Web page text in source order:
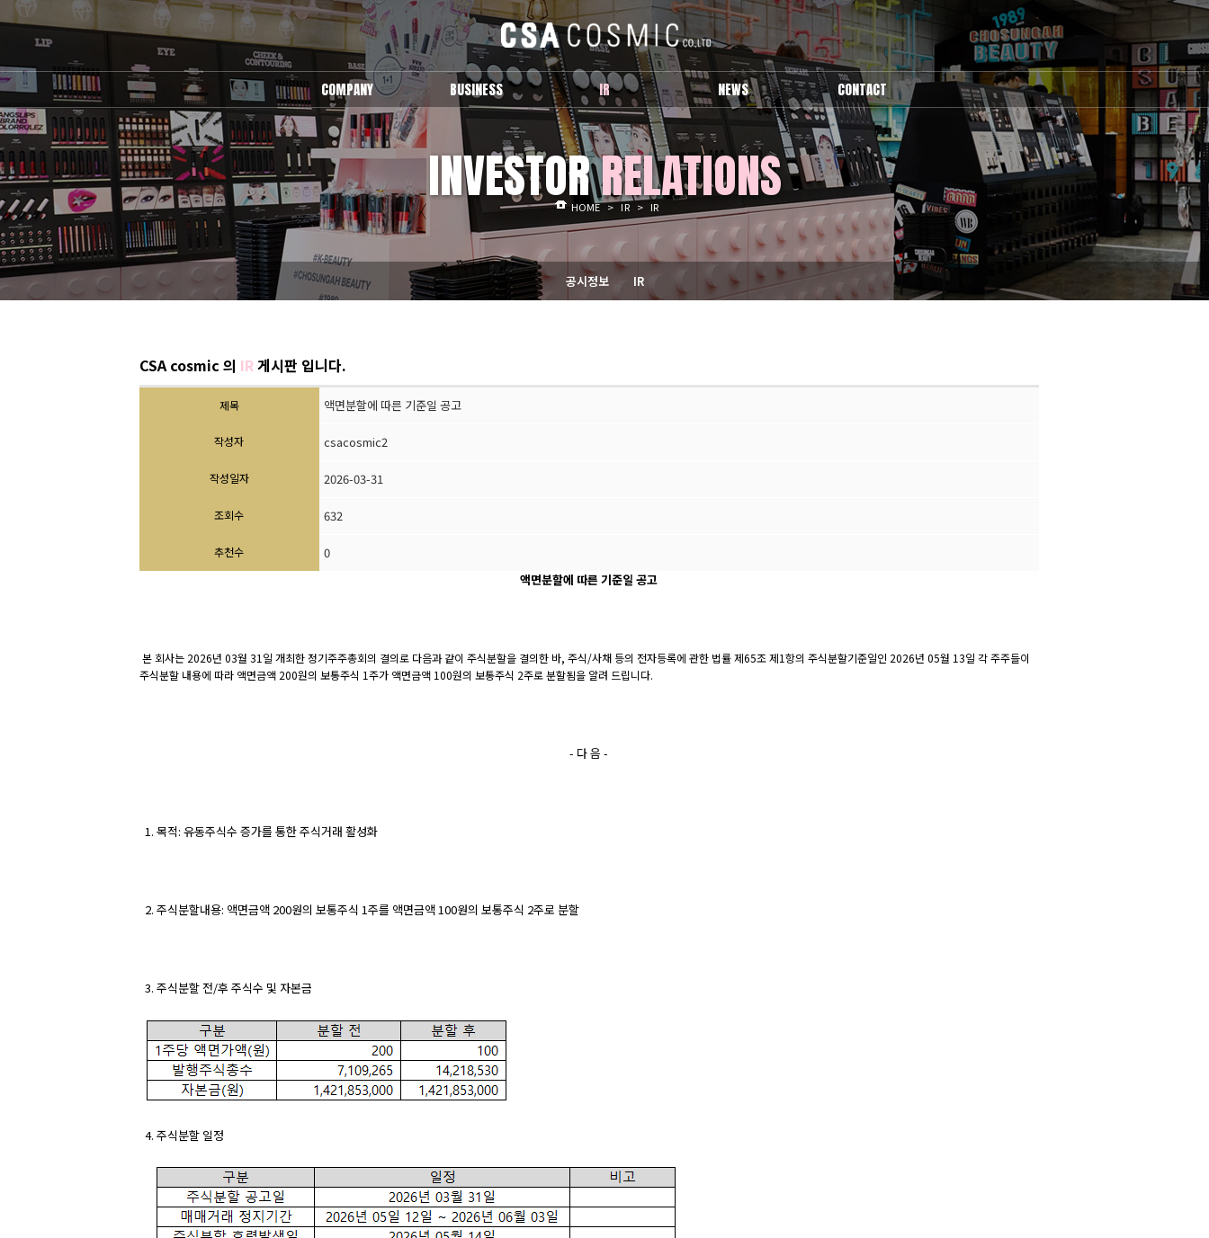
COMPANY
회사소개
오시는길
BUSINESS
브랜드 소개
IR
공시정보
IR
NEWS
Activity
CONTACT
1:1문의
INVESTORRELATIONS
공시정보 IR
HOME > IR > IR
CSA cosmic 의 IR게시판 입니다.
제목 액면분할에 따른 기준일 공고
작성자 csacosmic2
작성일자 2026-03-31
조회수 632
추천수
0
액면분할에 따른 기준일 공고
본 회사는 2026년 03월 31 일 개최한 정기주주총회의 결의로 다음과 같이 주식분할을 결의한 바, 주식/사채 등의 전자등록에 관한 법률 제65조 제1항의 주식분할기준일인 2026년 05월 13일 각 주주들이
주식분할 내용에 따라 액면금액 200원의 보통주식 1주가 액면금액 100원의 보통주식 2주로 분할됨을 알려 드립니다.
- 다 음 -
1. 목적: 유동주식수 증가를 통한 주식거래 활성화
2. 주식분할내용: 액면금액 200원의 보통주식 1주를 액면금액 100원의 보통주식 2주로 분할
3. 주식분할 전/후 주식수 및 자본금
4. 주식분할 일정